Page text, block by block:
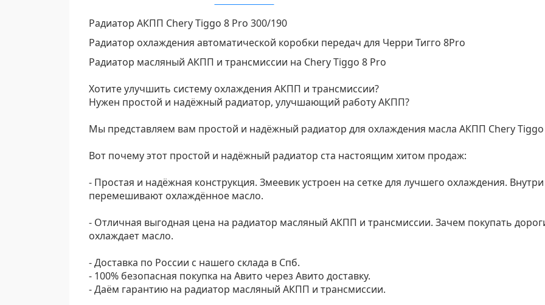
Радиатор АКПП Chery Tiggo 8 Pro 300/190
Радиатор охлаждения автоматической коробки передач для Черри Тигго 8Pro
Радиатор масляный АКПП и трансмиссии на Chery Tiggo 8 Pro
Хотите улучшить систему охлаждения АКПП и трансмиссии?
Нужен простой и надёжный радиатор, улучшающий работу АКПП?
Мы представляем вам простой и надёжный радиатор для охлаждения масла АКПП Chery
Вот почему этот простой и надёжный радиатор ста настоящим хитом продаж:
- Простая и надёжная конструкция. Змеевик устроен на сетке для лучшего охлаждения.
перемешивают охлаждённое масло.
- Отличная выгодная цена на радиатор масляный АКПП и трансмиссии. Зачем покупать
охлаждает масло.
- Доставка по России с нашего склада в Спб.
- 100% безопасная покупка на Авито через Авито доставку.
- Даём гарантию на радиатор масляный АКПП и трансмиссии.